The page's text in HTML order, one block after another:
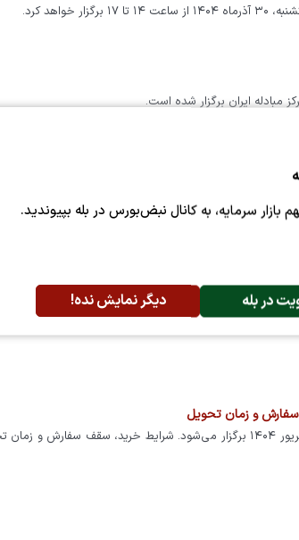
بازار سرمایه، به کانال نبض‌بورس در بله بپیوندید.
در بله دیگر نمایش نده!
کرد.
طبق اعلام مرکز مبادله، سرمایه‌گذاران خارجی برای سرمایه‌گذاری در حوزه فولاد و بورس به زودی ۷۰۰ کیلوگرم طلا وارد کشور
بانک مرکزی جمهوری اسلامی ایران طرح پیش‌فروش سکه تمام بهار آزادی ضرب سال ۱۳۸۶ را از شنبه ۱۲ مهر ۱۴۰۴ آغاز
نخستین حراج سکه طلا در سال جاری توسط مرکز مبادله ایران روز چهارشنبه ۵ شهریور ۱۴۰۴ برگزار می‌شود. شرایط خرید، سقف